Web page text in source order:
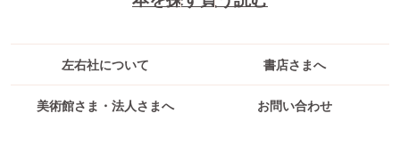
左右社について 書店さまへ
美術館さま・法人さまへ お問い合わせ